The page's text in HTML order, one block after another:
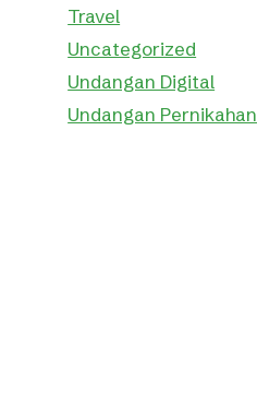
Travel
Uncategorized
Undangan Digital
Undangan Pernikahan